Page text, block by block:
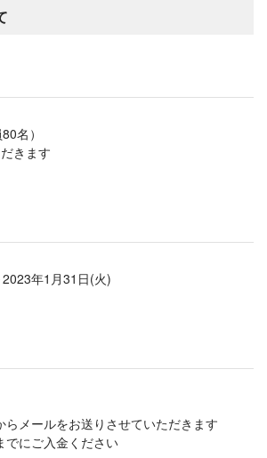
名）
きます
年1月31日(火)
らメールをお送りさせていただきます
でにご入金ください